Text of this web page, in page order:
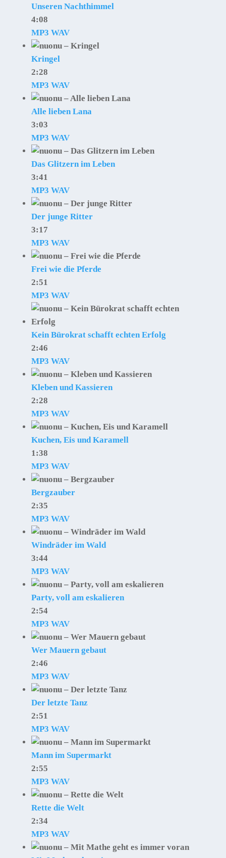
Unseren Nachthimmel
4:08
MP3 WAV
Kringel
2:28
MP3 WAV
Alle lieben Lana
3:03
MP3 WAV
Das Glitzern im Leben
3:41
MP3 WAV
Der junge Ritter
3:17
MP3 WAV
Frei wie die Pferde
2:51
MP3 WAV
Kein Bürokrat schafft echten Erfolg
2:46
MP3 WAV
Kleben und Kassieren
2:28
MP3 WAV
Kuchen, Eis und Karamell
1:38
MP3 WAV
Bergzauber
2:35
MP3 WAV
Windräder im Wald
3:44
MP3 WAV
Party, voll am eskalieren
2:54
MP3 WAV
Wer Mauern gebaut
2:46
MP3 WAV
Der letzte Tanz
2:51
MP3 WAV
Mann im Supermarkt
2:55
MP3 WAV
Rette die Welt
2:34
MP3 WAV